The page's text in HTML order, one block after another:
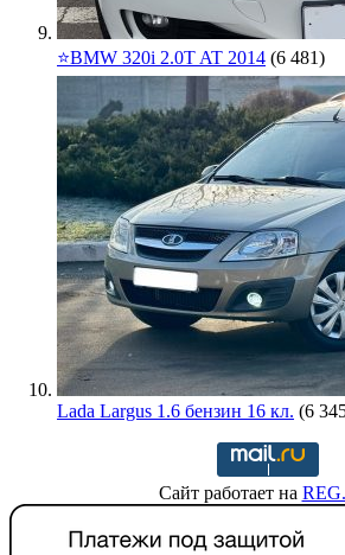
⭐️BMW 320i 2.0T AT 2014 (6 481)
Lada Largus 1.6 бензин 16 кл. (6
Сайт работает на